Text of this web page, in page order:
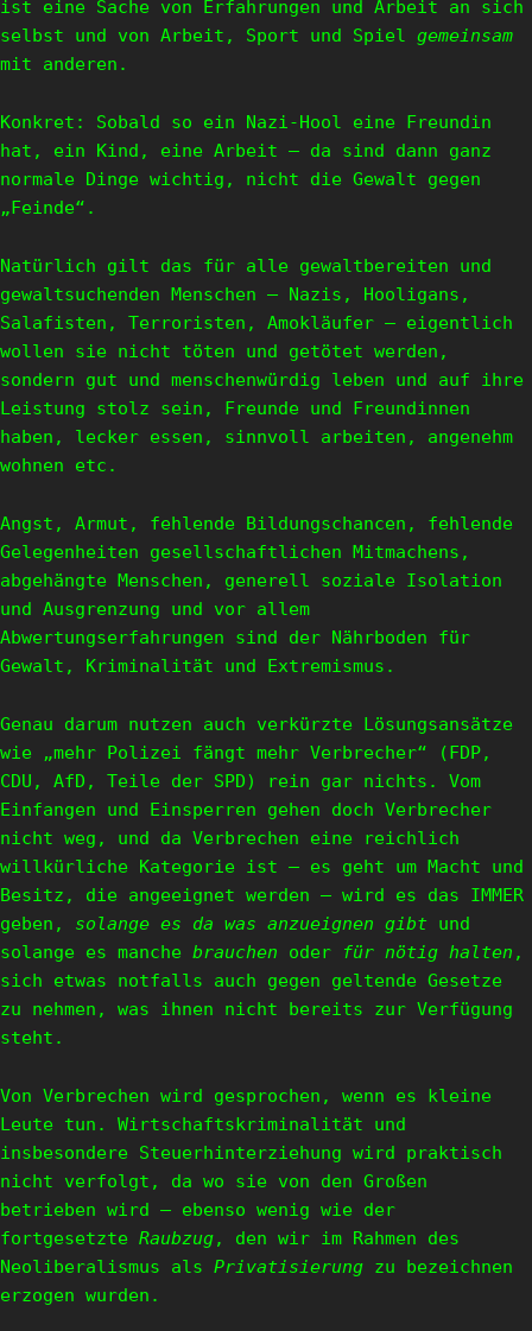
ist eine Sache von Erfahrungen und Arbeit an sich
selbst und von Arbeit, Sport und Spiel gemeinsam
mit anderen.
Konkret: Sobald so ein Nazi-Hool eine Freundin
hat, ein Kind, eine Arbeit – da sind dann ganz
normale Dinge wichtig, nicht die Gewalt gegen
„Feinde“.
Natürlich gilt das für alle gewaltbereiten und
gewaltsuchenden Menschen – Nazis, Hooligans,
Salafisten, Terroristen, Amokläufer – eigentlich
wollen sie nicht töten und getötet werden,
sondern gut und menschenwürdig leben und auf ihre
Leistung stolz sein, Freunde und Freundinnen
haben, lecker essen, sinnvoll arbeiten, angenehm
wohnen etc.
Angst, Armut, fehlende Bildungschancen, fehlende
Gelegenheiten gesellschaftlichen Mitmachens,
abgehängte Menschen, generell soziale Isolation
und Ausgrenzung und vor allem
Abwertungserfahrungen sind der Nährboden für
Gewalt, Kriminalität und Extremismus.
Genau darum nutzen auch verkürzte Lösungsansätze
wie „mehr Polizei fängt mehr Verbrecher“ (FDP,
CDU, AfD, Teile der SPD) rein gar nichts. Vom
Einfangen und Einsperren gehen doch Verbrecher
nicht weg, und da Verbrechen eine reichlich
willkürliche Kategorie ist – es geht um Macht und
Besitz, die angeeignet werden – wird es das IMMER
geben, solange es da was anzueignen gibt und
solange es manche brauchen oder für nötig halten ,
sich etwas notfalls auch gegen geltende Gesetze
zu nehmen, was ihnen nicht bereits zur Verfügung
steht.
Von Verbrechen wird gesprochen, wenn es kleine
Leute tun. Wirtschaftskriminalität und
insbesondere Steuerhinterziehung wird praktisch
nicht verfolgt, da wo sie von den Großen
betrieben wird – ebenso wenig wie der
fortgesetzte Raubzug, den wir im Rahmen des
Neoliberalismus als Privatisierung zu bezeichnen
erzogen wurden.